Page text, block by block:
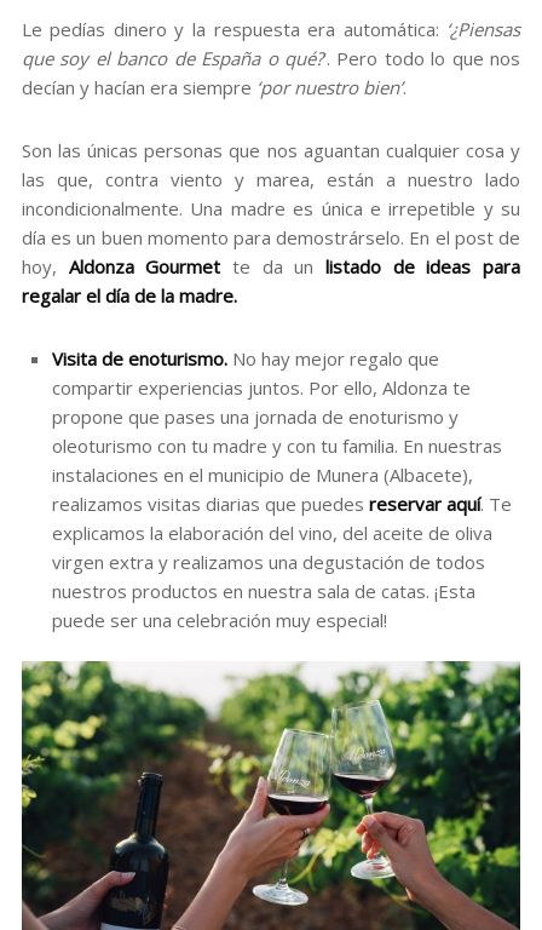
Le pedías dinero y la respuesta era automática: ‘¿Piensas
que soy el banco de España o qué?’. Pero todo lo que nos
decían y hacían era siempre ‘por nuestro bien’.
Son las únicas personas que nos aguantan cualquier cosa y
las que, contra viento y marea, están a nuestro lado
incondicionalmente. Una madre es única e irrepetible y su
día es un buen momento para demostrárselo. En el post de
hoy, Aldonza Gourmet te da unlistado de ideas para
regalar el día de la madre.
Visita de enoturismo.No hay mejor regalo que
compartir experiencias juntos. Por ello, Aldonza te
propone que pases una jornada de enoturismo y
oleoturismo con tu madre y con tu familia. En nuestras
instalaciones en el municipio de Munera (Albacete),
realizamos visitas diarias que puedes reservar aquí. Te
explicamos la elaboración del vino, del aceite de oliva
virgen extra y realizamos una degustación de todos
nuestros productos en nuestra sala de catas. ¡Esta
puede ser una celebración muy especial!